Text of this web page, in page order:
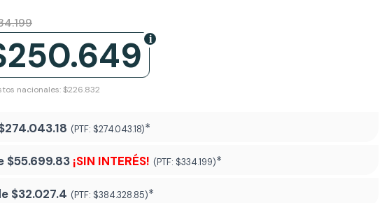
nacionales: $226.832
(PTF: $274.043.18)*
$55.699.83 ¡SIN INTERÉS! (PTF: $334.199)*
$32.027.4 (PTF: $384.328.85)*